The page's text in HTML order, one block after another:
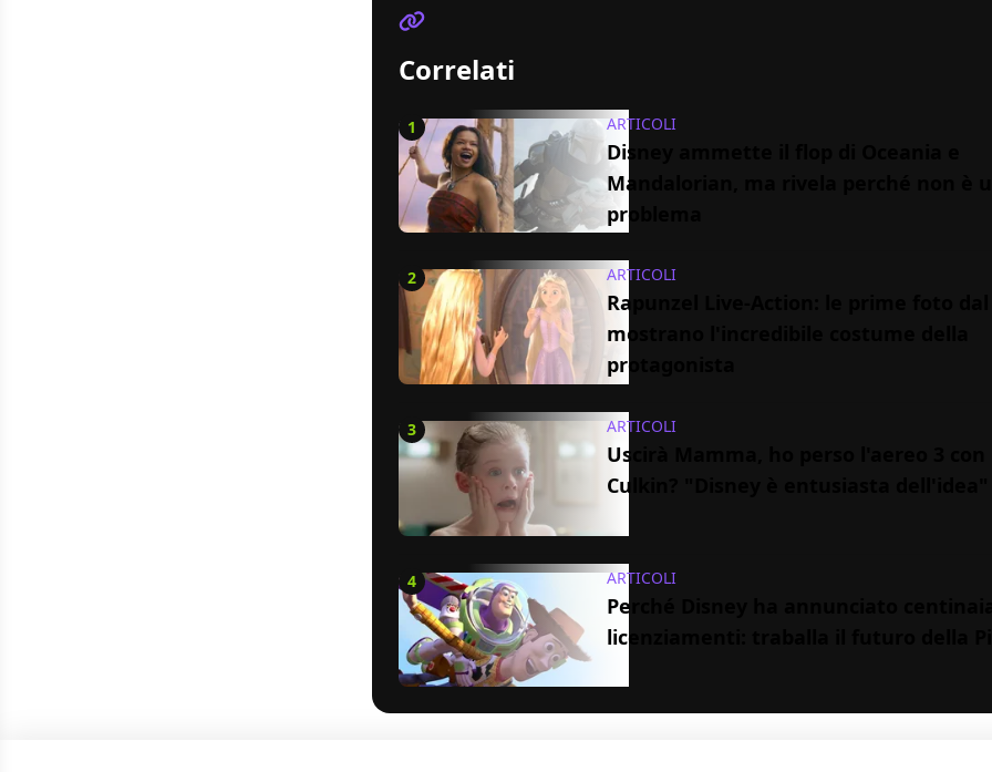
Correlati
1 ARTICOLI
Disney ammette il flop di Oceania e
Mandalorian, ma rivela perché non è un
problema
2 ARTICOLI
Rapunzel Live-Action: le prime foto dal
mostrano l'incredibile costume della
protagonista
3 ARTICOLI
Uscirà Mamma, ho perso l'aereo 3 con
Culkin? "Disney è entusiasta dell'idea"
4 ARTICOLI
Perché Disney ha annunciato centinaia
licenziamenti: traballa il futuro della